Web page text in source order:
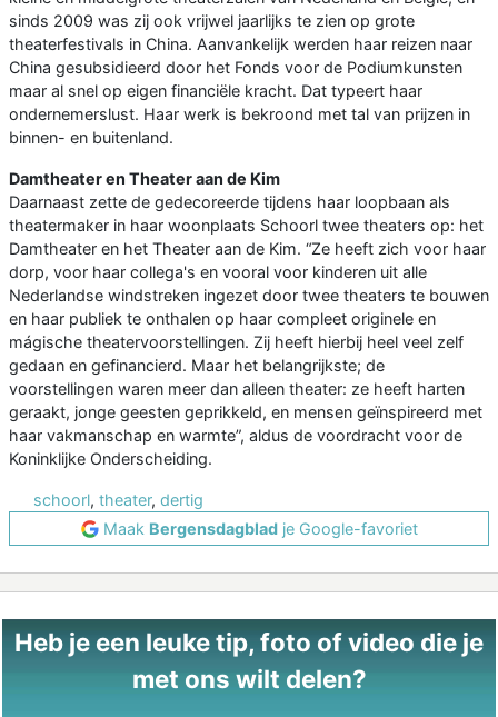
sinds 2009 was zij ook vrijwel jaarlijks te zien op grote
theaterfestivals in China. Aanvankelijk werden haar reizen naar
China gesubsidieerd door het Fonds voor de Podiumkunsten
maar al snel op eigen financiële kracht. Dat typeert haar
ondernemerslust. Haar werk is bekroond met tal van prijzen in
binnen- en buitenland.
Damtheater en Theater aan de Kim
Daarnaast zette de gedecoreerde tijdens haar loopbaan als
theatermaker in haar woonplaats Schoorl twee theaters op: het
Damtheater en het Theater aan de Kim. “Ze heeft zich voor haar
dorp, voor haar collega's en vooral voor kinderen uit alle
Nederlandse windstreken ingezet door twee theaters te bouwen
en haar publiek te onthalen op haar compleet originele en
mágische theatervoorstellingen. Zij heeft hierbij heel veel zelf
gedaan en gefinancierd. Maar het belangrijkste; de
voorstellingen waren meer dan alleen theater: ze heeft harten
geraakt, jonge geesten geprikkeld, en mensen geïnspireerd met
haar vakmanschap en warmte”, aldus de voordracht voor de
Koninklijke Onderscheiding.
schoorl, theater, dertig
Maak Bergensdagbladje Google-favoriet
Heb je een leuke tip, foto of video die je
met ons wilt delen?